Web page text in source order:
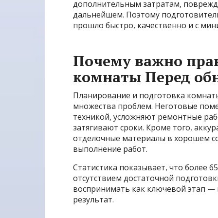
дополнительным затратам,
дальнейшем. Поэтому
прошло быстро, качественно и с
Почему важно
комнаты Перед
Планирование и подготовка
множества проблем. Неготовые
техникой, усложняют ремонтные
затягивают сроки. Кроме того,
отделочные материалы в хорошем
выполнение работ.
Статистика показывает, что более
отсутствием достаточной
воспринимать как ключевой этап —
результат.